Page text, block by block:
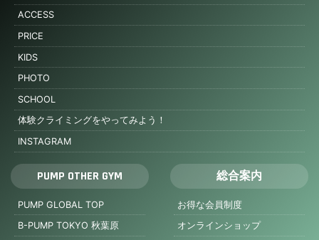
ACCESS
PRICE
KIDS
PHOTO
SCHOOL
体験クライミングをやってみよう！
INSTAGRAM
PUMP OTHER GYM
PUMP GLOBAL TOP
B-PUMP TOKYO 秋葉原
総合案内
お得な会員制度
オンラインショップ